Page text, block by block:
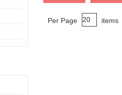
Per Page items